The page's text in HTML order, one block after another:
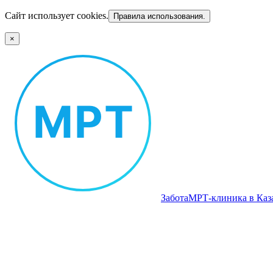
Сайт использует cookies. Правила использования.
×
ЗаботаМРТ‑клиника в